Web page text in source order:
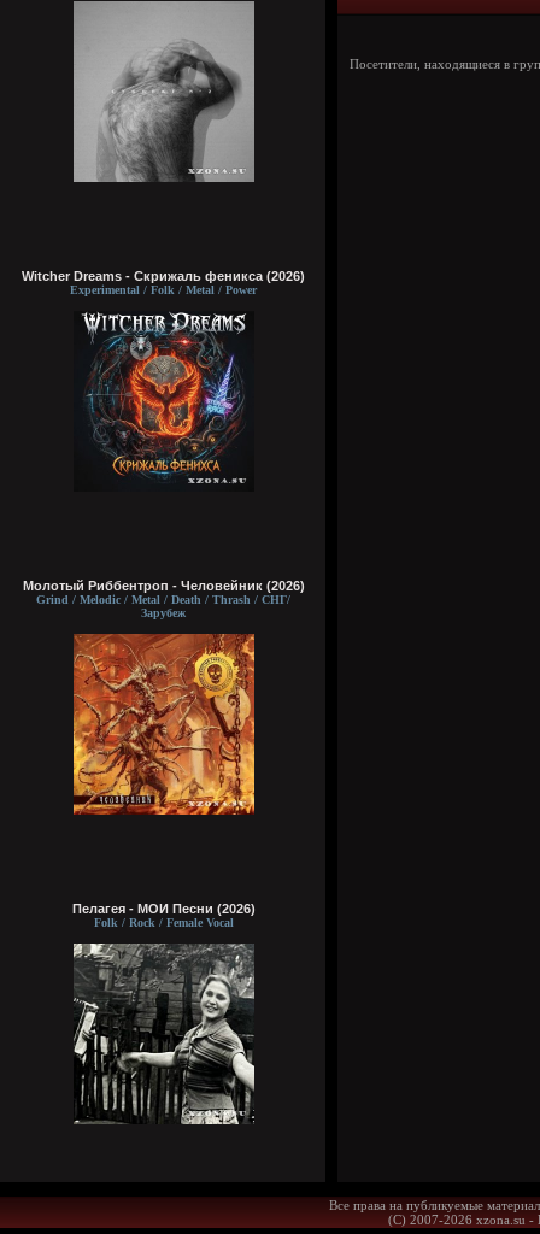
Witcher Dreams - Скрижаль феникса (2026)
Experimental / Folk / Metal / Power
Молотый Риббентроп - Человейник (2026)
Grind / Melodic / Metal / Death / Thrash / СНГ/
Зарубеж
Пелагея - МОИ Песни (2026)
Folk / Rock / Female Vocal
Посетители, находящиеся в
Все права на публикуемые
(С) 2007-2026 xzona.su -